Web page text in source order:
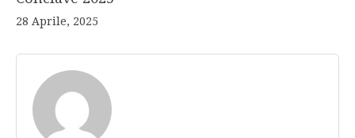
28 Aprile, 2025